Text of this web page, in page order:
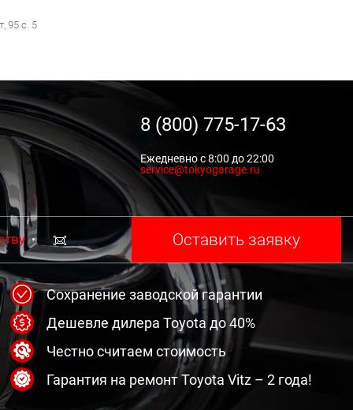
95 с. 5
8 (800) 775-17-63
Ежедневно с 8:00 до 22:00
service@tokyogarage.ru
Оставить заявку
Сохранение заводской гарантии
Дешевле дилера Toyota до 40%
Честно считаем стоимость
Гарантия на ремонт Toyota Vitz – 2 года!